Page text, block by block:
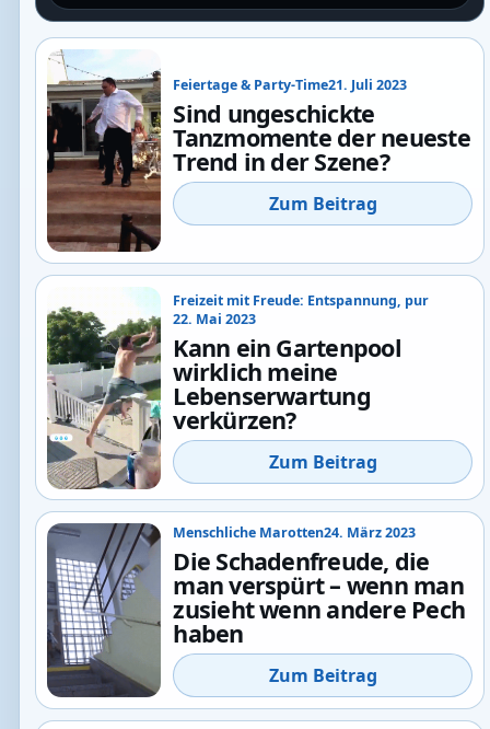
Feiertage & Party-Time21. Juli 2023
Sind ungeschickte
Tanzmomente der neueste
Trend in der Szene?
Zum Beitrag
Freizeit mit Freude: Entspannung, pur
22. Mai 2023
Kann ein Gartenpool
wirklich meine
Lebenserwartung
verkürzen?
Zum Beitrag
Menschliche Marotten24. März 2023
Die Schadenfreude, die
man verspürt – wenn man
zusieht wenn andere Pech
haben
Zum Beitrag